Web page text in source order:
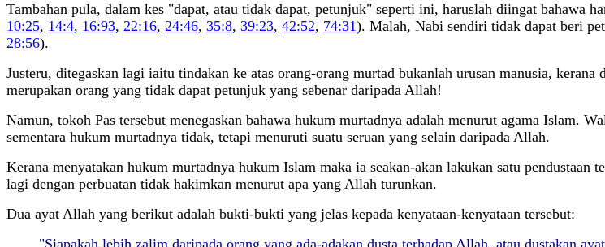
Tambahan pula, dalam kes "dapat, atau tidak dapat, petunjuk" seperti ini, haruslah diingat bahawa
10:25, 14:4, 16:93, 22:16, 24:46, 35:8, 39:23, 42:52, 74:31). Malah, Nabi sendiri tidak dapat beri
28:56).
Justeru, ditegaskan lagi iaitu tindakan ke atas orang-orang murtad bukanlah urusan manusia,
merupakan orang yang tidak dapat petunjuk yang sebenar daripada Allah!
Namun, tokoh Pas tersebut menegaskan bahawa hukum murtadnya adalah menurut agama Islam.
sementara hukum murtadnya tidak, tetapi menuruti suatu seruan yang selain daripada Allah.
Kerana menyatakan hukum murtadnya hukum Islam maka ia seakan-akan lakukan satu
lagi dengan perbuatan tidak hakimkan menurut apa yang Allah turunkan.
Dua ayat Allah yang berikut adalah bukti-bukti yang jelas kepada kenyataan-kenyataan tersebut:
"Siapakah lebih zalim daripada orang yang ada-adakan dusta terhadap Allah, atau dustakan